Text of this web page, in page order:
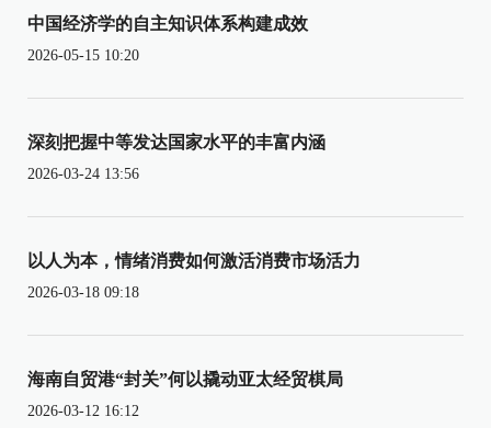
中国经济学的自主知识体系构建成效
2026-05-15 10:20
深刻把握中等发达国家水平的丰富内涵
2026-03-24 13:56
以人为本，情绪消费如何激活消费市场活力
2026-03-18 09:18
海南自贸港“封关”何以撬动亚太经贸棋局
2026-03-12 16:12